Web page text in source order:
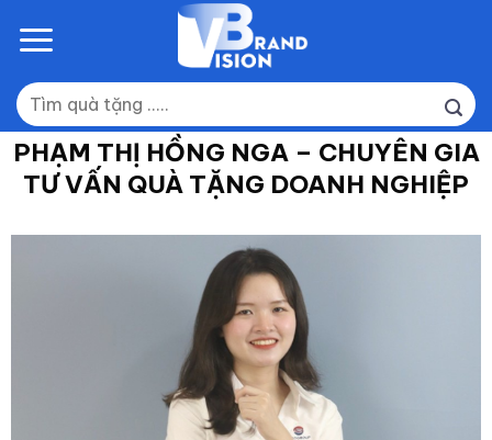
Tìm
kiếm:
PHẠM THỊ HỒNG NGA – CHUYÊN GIA
TƯ VẤN QUÀ TẶNG DOANH NGHIỆP